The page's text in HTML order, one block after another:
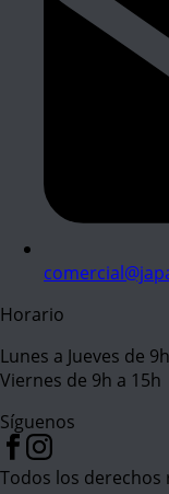
Horario
Lunes a Jueves de
Viernes de 9h a 15h
Síguenos
Todos los